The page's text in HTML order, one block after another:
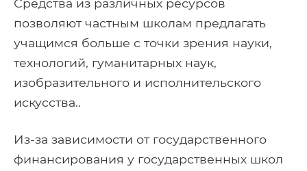
Средства из различных ресурсов
позволяют частным школам предлагать
учащимся больше с точки зрения науки,
технологий, гуманитарных наук,
изобразительного и исполнительского
искусства..
Из-за зависимости от государственного
финансирования у государственных школ